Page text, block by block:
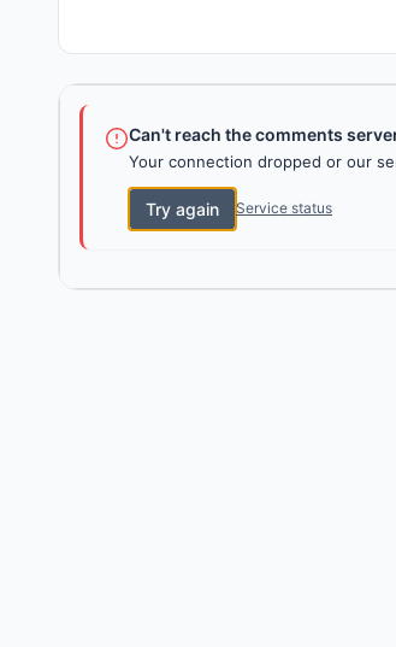
Can't reach the comments
Your connection dropped or our
Try again Service status